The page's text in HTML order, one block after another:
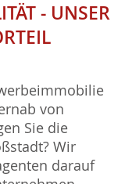
- UNSER
von
Sie die
Wir
darauf